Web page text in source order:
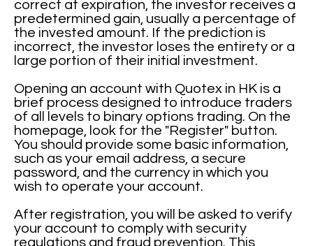
correct at expiration, the investor receives a
predetermined gain, usually a percentage of
the invested amount. If the prediction is
incorrect, the investor loses the entirety or a
large portion of their initial investment.
Opening an account with Quotex in HK is a
brief process designed to introduce traders
of all levels to binary options trading. On the
homepage, look for the "Register" button.
You should provide some basic information,
such as your email address, a secure
password, and the currency in which you
wish to operate your account.
After registration, you will be asked to verify
your account to comply with security
regulations and fraud prevention. This